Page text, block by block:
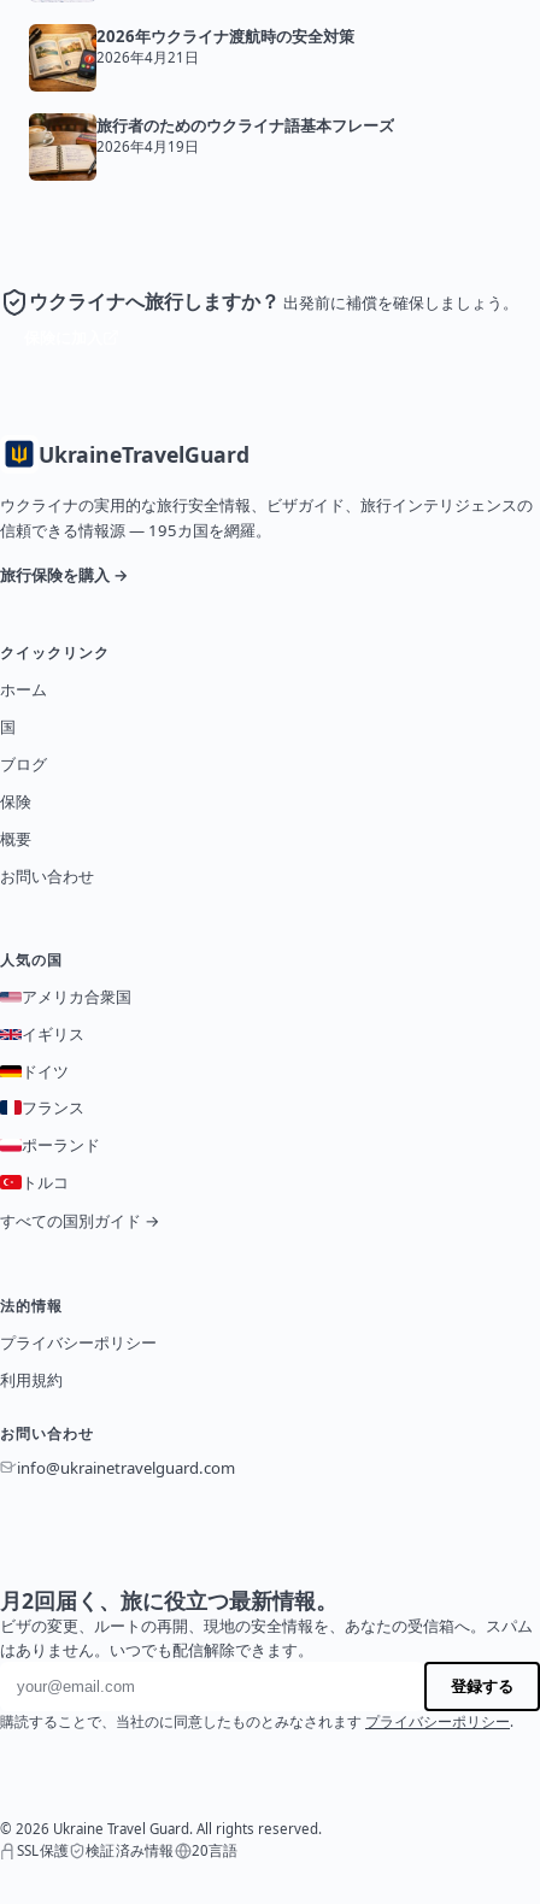
2026年ウクライナ渡航時の安全対策
2026年4月21日
旅行者のためのウクライナ語基本フレーズ
2026年4月19日
ウクライナへ旅行しますか？ 出発前に補償を確保しましょう。
UkraineTravelGuard
ウクライナの実用的な旅行安全情報、ビザガイド、旅行インテリジェンスの
信頼できる情報源 — 195カ国を網羅。
旅行保険を購入 →
クイックリンク
ホーム
国
ブログ
保険
概要
お問い合わせ
人気の国
アメリカ合衆国
イギリス
ドイツ
フランス
ポーランド
トルコ
すべての国別ガイド →
法的情報
プライバシーポリシー
利用規約
お問い合わせ
info@ukrainetravelguard.com
月2回届く、旅に役立つ最新情報。
ビザの変更、ルートの再開、現地の安全情報を、あなたの受信箱へ。スパム
はありません。いつでも配信解除できます。
メールアドレス
登録する
購読することで、当社のに同意したものとみなされます プライバシーポリシー.
© 2026 Ukraine Travel Guard. All rights reserved.
SSL保護
検証済み情報 20言語